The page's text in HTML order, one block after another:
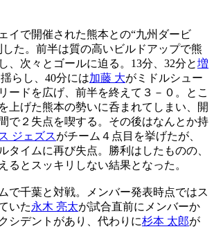
イで開催された熊本との“九州ダービ
た。前半は質の高いビルドアップで熊
、次々とゴールに迫る。13分、32分と増
らし、40分には加藤 大がミドルシュー
ードを広げ、前半を終えて３－０。とこ
上げた熊本の勢いに呑まれてしまい、開
で２失点を喫する。その後はなんとか持
ジェズスがチーム４点目を挙げたが、
タイムに再び失点。勝利はしたものの、
るとスッキリしない結果となった。
で千葉と対戦。メンバー発表時点ではス
いた永木 亮太が試合直前にメンバーか
シデントがあり、代わりに杉本 太郎が